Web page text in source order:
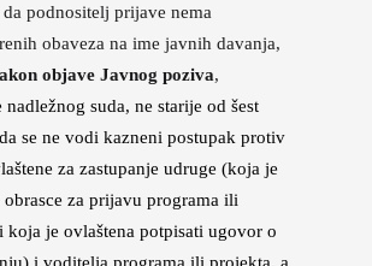
podnositelj prijave nema
obaveza na ime javnih davanja,
objave Javnog poziva,
nadležnog suda, ne starije od šest
se ne vodi kazneni postupak protiv
za zastupanje udruge (koja je
obrasce za prijavu programa ili
koja je ovlaštena potpisati ugovor o
i voditelja programa ili projekta, a